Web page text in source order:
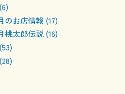
のお店情報 (17)
桃太郎伝説 (16)